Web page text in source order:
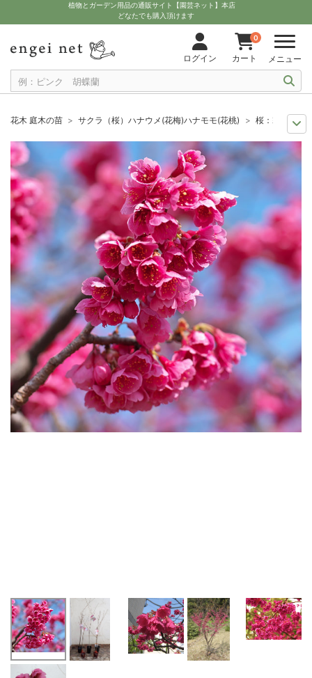
植物とガーデン用品の通販サイト【園芸ネット】本店
どなたでも購入頂けます
ログイン
0
カート メニュー
花木 庭木の苗 サクラ（桜）ハナウメ(花梅)ハナモモ(花桃)
桜：寒緋桜（
12月上中旬予約
苗 花木・果樹
桜：寒緋桜（カンヒザクラ）接木苗4～
おすすめ植物
花木庭木・サクラ（桜） 桜：寒緋桜（カンヒザクラ）接